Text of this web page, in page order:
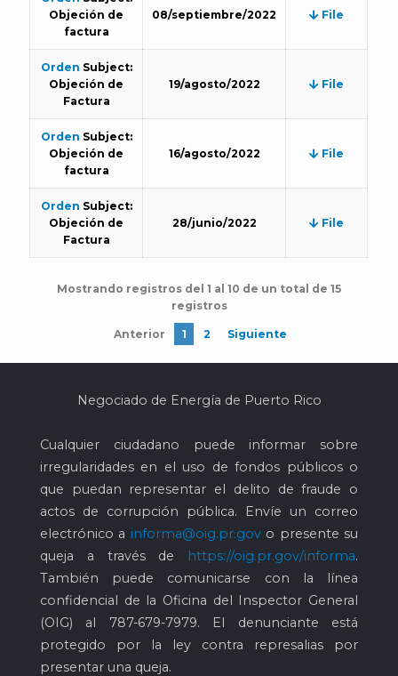
Objeción de
factura
08/septiembre/2022 File
Orden Subject:
Objeción de
Factura
19/agosto/2022 File
Orden Subject:
Objeción de
factura
16/agosto/2022 File
Orden Subject:
Objeción de
Factura
28/junio/2022 File
Mostrando registros del 1 al 10 de un total de 15
registros
Anterior 1 2 Siguiente
Negociado de Energía de Puerto Rico
Cualquier ciudadano puede informar sobre
irregularidades en el uso de fondos públicos o
que puedan representar el delito de fraude o
actos de corrupción pública. Envíe un correo
electrónico a informa@oig.pr.govo presente su
queja a través de
https://oig.pr.gov/informa.
También puede comunicarse con la línea
confidencial de la Oficina del Inspector General
(OIG) al 787-679-7979. El denunciante está
protegido por la ley contra represalias por
presentar una queja.